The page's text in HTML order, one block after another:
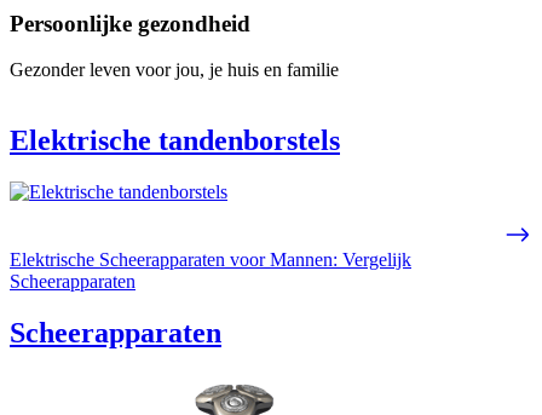
Persoonlijke gezondheid
Gezonder leven voor jou, je huis en familie
Elektrische tandenborstels
Elektrische Scheerapparaten voor Mannen: Vergelijk
Scheerapparaten
Scheerapparaten